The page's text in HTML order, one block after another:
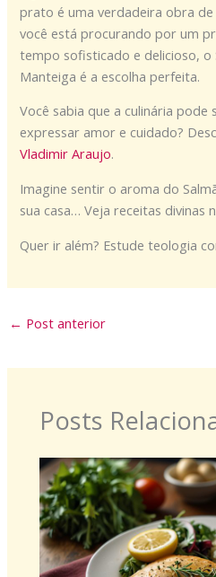
prato é uma verdadeira obra de
você está procurando por um
tempo sofisticado e delicioso, o
Manteiga é a escolha perfeita.
Você sabia que a culinária pode
expressar amor e cuidado?
Vladimir Araujo.
Imagine sentir o aroma do
sua casa… Veja receitas divinas
Quer ir além? Estude teologia
← Post anterior
Posts